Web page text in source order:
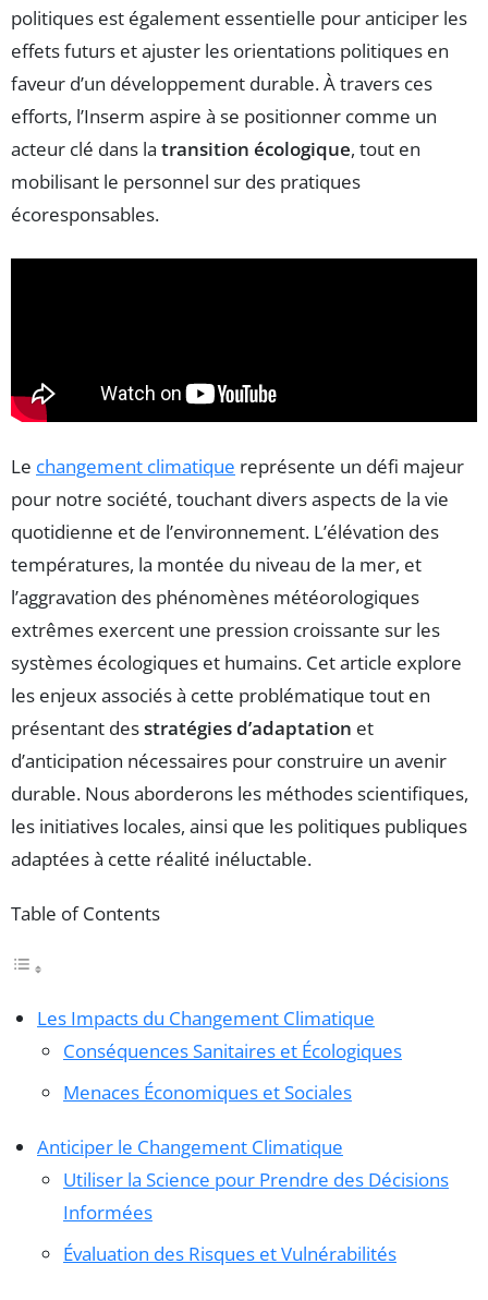
politiques est également essentielle pour anticiper les
effets futurs et ajuster les orientations politiques en
faveur d’un développement durable. À travers ces
efforts, l’Inserm aspire à se positionner comme un
acteur clé dans la transition écologique, tout en
mobilisant le personnel sur des pratiques
écoresponsables.
Le changement climatique représente un défi majeur
pour notre société, touchant divers aspects de la vie
quotidienne et de l’environnement. L’élévation des
températures, la montée du niveau de la mer, et
l’aggravation des phénomènes météorologiques
extrêmes exercent une pression croissante sur les
systèmes écologiques et humains. Cet article explore
les enjeux associés à cette problématique tout en
présentant desstratégies d’adaptation et
d’anticipation nécessaires pour construire un avenir
durable. Nous aborderons les méthodes scientifiques,
les initiatives locales, ainsi que les politiques publiques
adaptées à cette réalité inéluctable.
Table of Contents
Les Impacts du Changement Climatique
Conséquences Sanitaires et Écologiques
Menaces Économiques et Sociales
Anticiper le Changement Climatique
Utiliser la Science pour Prendre des Décisions
Informées
Évaluation des Risques et Vulnérabilités